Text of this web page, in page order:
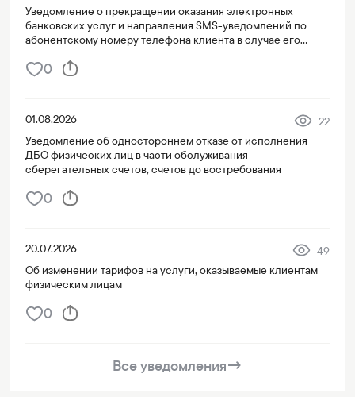
Уведомление о прекращении оказания электронных
банковских услуг и направления SMS-уведомлений по
абонентскому номеру телефона клиента в случае его
0
01.08.2026
22
Уведомление об одностороннем отказе от исполнения
ДБО физических лиц в части обслуживания
сберегательных счетов, счетов до востребования
0
20.07.2026
49
Об изменении тарифов на услуги, оказываемые клиентам
физическим лицам
0
Все уведомления→